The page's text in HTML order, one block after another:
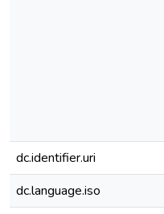
dc.identifier.uri
dc.language.iso